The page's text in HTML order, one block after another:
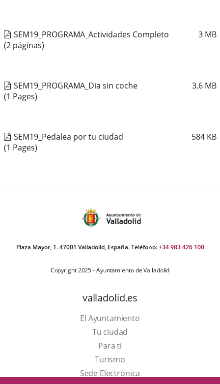
SEM19_PROGRAMA_Actividades Completo 3 MB
(2 páginas)
SEM19_PROGRAMA_Dia sin coche 3,6 MB
(1 Pages)
SEM19_Pedalea por tu ciudad 584 KB
(1 Pages)
Plaza Mayor, 1. 47001 Valladolid, España. Teléfono:+34 983 426 100
Copyright 2025 - Ayuntamiento de Valladolid
valladolid.es
El Ayuntamiento
Tu ciudad
Para ti
TurismoEste
enlace
Sede Electrónica